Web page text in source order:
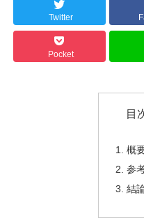
Twitter
Pocket
目
概
参
結